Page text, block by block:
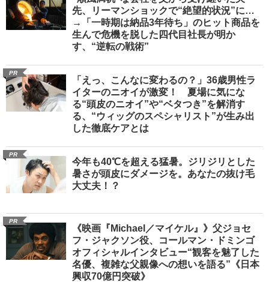
先、リーマンショックで“絶望的状況”に…
→「一時期は納品3年待ち」のヒット商品を
生んで危機を脱した四代目社長が明か
す、“逆転の戦術”
PR
「えっ、こんなに変わるの？」36歳男性ラ
イターのニオイが激変！ 夏場に気にな
る“頭皮のニオイ”や“ベタつき”を解消す
る、“ウィッグのスペシャリスト”が生み出
した徹底ケアとは
PR
今年も40℃を超える猛暑。ジリジリとした
暑さが頭皮にダメージを。あなたの抜け毛
大丈夫！？
PR
《映画『Michael／マイケル』》父ジョセ
フ・ジャクソン役、コールマン・ドミンゴ
オフィシャルインタビュー“観客を魅了した
名優、複雑な父親像への想いを語る”《日本
興収70億円突破》